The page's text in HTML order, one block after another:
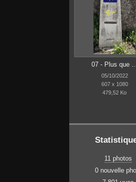
07 - Plus que
05/10/2022
607 x 1080
479,52 Ko
11 photos
0 nouvelle